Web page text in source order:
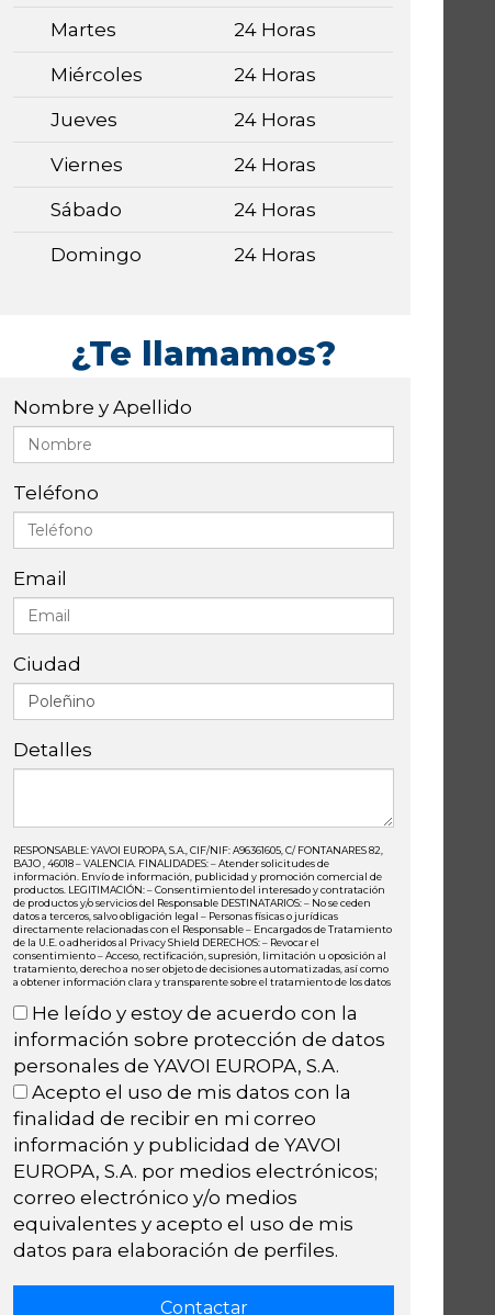
Martes 24 Horas
Miércoles 24 Horas
Jueves 24 Horas
Viernes 24 Horas
Sábado 24 Horas
Domingo 24 Horas
¿Te llamamos?
Nombre y Apellido
Teléfono
Email
Ciudad
Detalles
RESPONSABLE: YAVOI EUROPA, S.A., CIF/NIF: A96361605, C/ FONTANARES 82,
BAJO , 46018 – VALENCIA. FINALIDADES: – Atender solicitudes de
información. Envío de información, publicidad y promoción comercial de
productos. LEGITIMACIÓN: – Consentimiento del interesado y contratación
de productos y/o servicios del Responsable DESTINATARIOS: – No se ceden
datos a terceros, salvo obligación legal – Personas físicas o jurídicas
directamente relacionadas con el Responsable – Encargados de Tratamiento
de la U.E. o adheridos al Privacy Shield DERECHOS: – Revocar el
consentimiento – Acceso, rectificación, supresión, limitación u oposición al
tratamiento, derecho a no ser objeto de decisiones automatizadas, así como
a obtener información clara y transparente sobre el tratamiento de los datos
He leído y estoy de acuerdo con la
información sobre protección de datos
personales de YAVOI EUROPA, S.A.
Acepto el uso de mis datos con la
finalidad de recibir en mi correo
información y publicidad de YAVOI
EUROPA, S.A. por medios electrónicos;
correo electrónico y/o medios
equivalentes y acepto el uso de mis
datos para elaboración de perfiles.